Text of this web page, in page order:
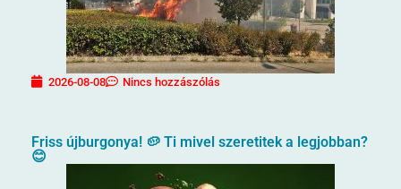
2026-08-08 Nincs hozzászólás
Friss újburgonya! 🥔 Ti mivel szeretitek a legjobban?
😊